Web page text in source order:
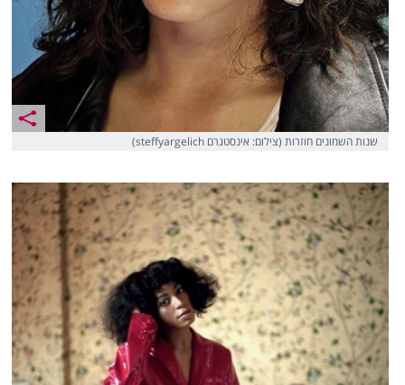
שנות השמונים חוזרות (צילום: אינסטגרם steffyargelich)